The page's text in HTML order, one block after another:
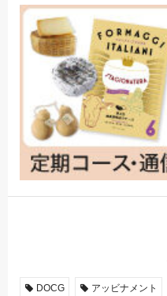
DOCG アッビナメント